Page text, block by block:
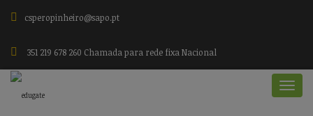
csperopinheiro@sapo.pt
351 219 678 260 Chamada para rede fixa Nacional